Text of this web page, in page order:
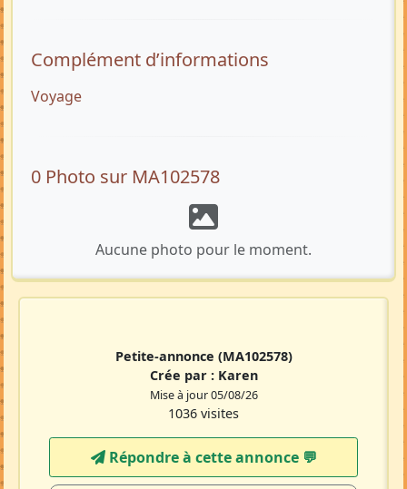
Complément d’informations
Voyage
0 Photo sur MA102578
Aucune photo pour le moment.
Petite-annonce (MA102578)
Crée par : Karen
Mise à jour 05/08/26
1036 visites
Répondre à cette annonce 💬​